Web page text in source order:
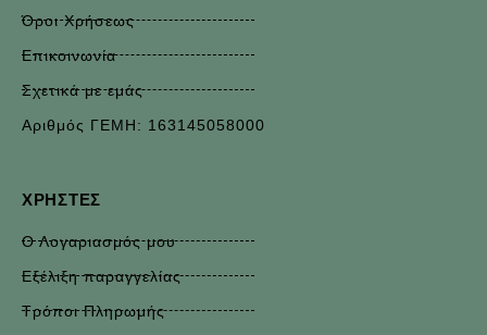
Όροι Χρήσεως
Επικοινωνία
Σχετικά με εμάς
Αριθμός ΓΕΜΗ: 163145058000
ΧΡΉΣΤΕΣ
Ο Λογαριασμός μου
Εξέλιξη παραγγελίας
Τρόποι Πληρωμής